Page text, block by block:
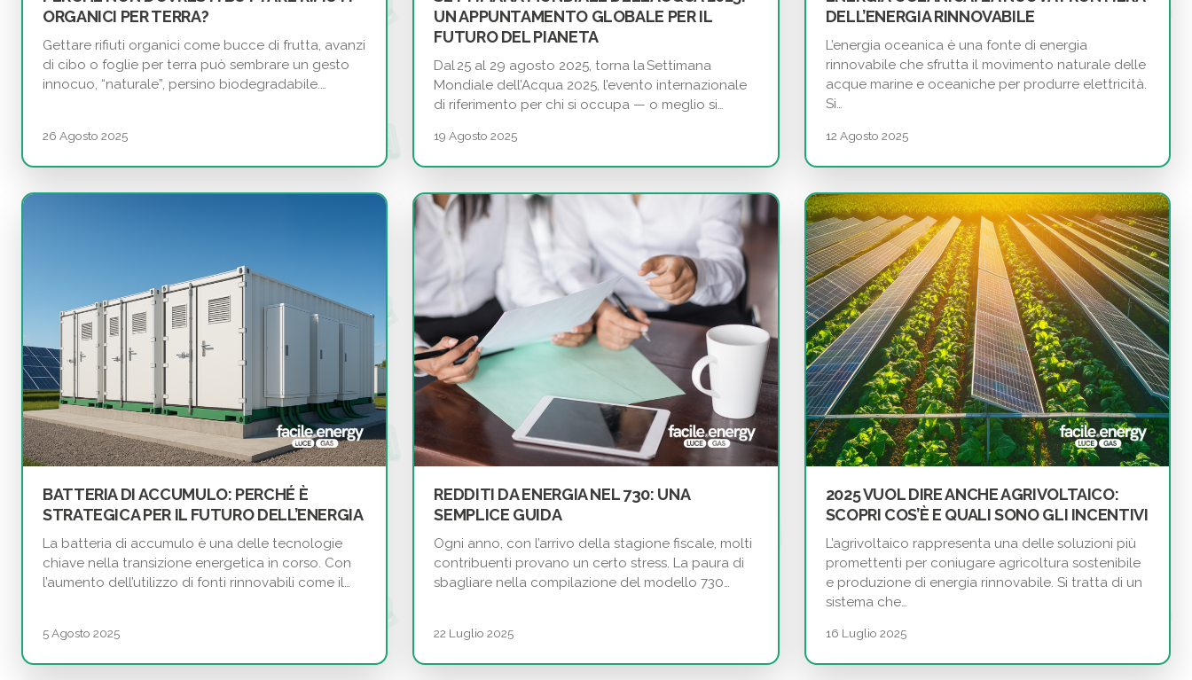
ORGANICI PER TERRA?
Gettare rifiuti organici come bucce di frutta, avanzi
di cibo o foglie per terra può sembrare un gesto
innocuo, “naturale”, persino biodegradabile.…
26 Agosto 2025
UN APPUNTAMENTO GLOBALE PER IL
FUTURO DEL PIANETA
Dal 25 al 29 agosto 2025, torna la Settimana
Mondiale dell’Acqua 2025, l’evento internazionale
di riferimento per chi si occupa — o meglio si…
19 Agosto 2025
DELL’ENERGIA RINNOVABILE
L’energia oceanica è una fonte di energia
rinnovabile che sfrutta il movimento naturale delle
acque marine e oceaniche per produrre elettricità.
Si…
12 Agosto 2025
BATTERIA DI ACCUMULO: PERCHÉ È
STRATEGICA PER IL FUTURO DELL’ENERGIA
La batteria di accumulo è una delle tecnologie
chiave nella transizione energetica in corso. Con
l’aumento dell’utilizzo di fonti rinnovabili come il…
5 Agosto 2025
REDDITI DA ENERGIA NEL 730: UNA
SEMPLICE GUIDA
Ogni anno, con l’arrivo della stagione fiscale, molti
contribuenti provano un certo stress. La paura di
sbagliare nella compilazione del modello 730…
22 Luglio 2025
2025 VUOL DIRE ANCHE AGRIVOLTAICO:
SCOPRI COS’È E QUALI SONO GLI INCENTIVI
L’agrivoltaico rappresenta una delle soluzioni più
promettenti per coniugare agricoltura sostenibile
e produzione di energia rinnovabile. Si tratta di un
sistema che…
16 Luglio 2025